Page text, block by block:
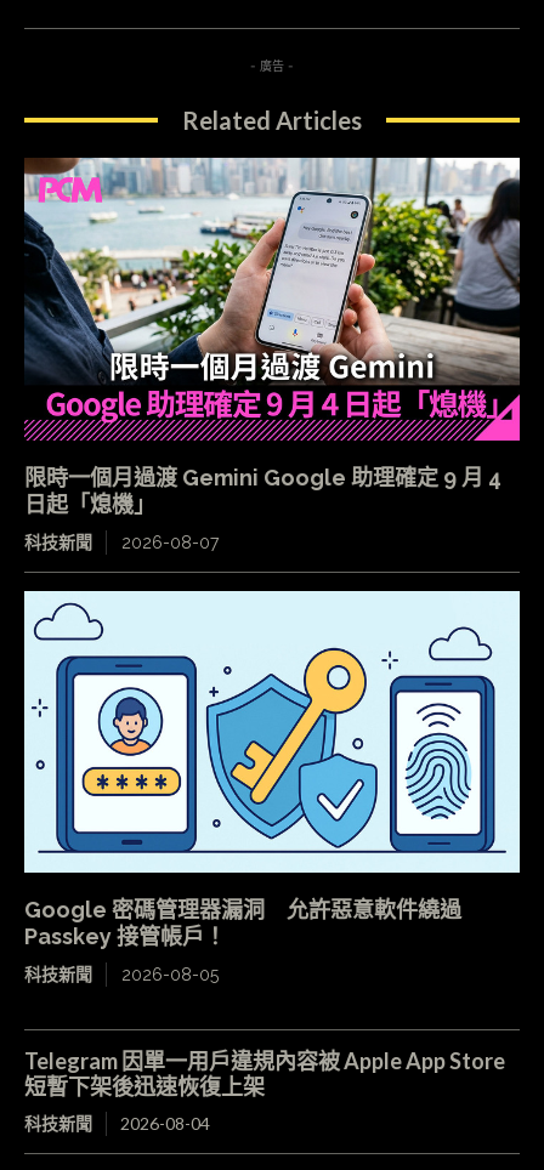
- 廣告 -
Related Articles
限時一個月過渡 Gemini Google 助理確定 9 月 4
日起「熄機」
科技新聞 2026-08-07
Google 密碼管理器漏洞 允許惡意軟件繞過
Passkey 接管帳戶！
科技新聞 2026-08-05
Telegram 因單一用戶違規內容被 Apple App Store
短暫下架後迅速恢復上架
科技新聞 2026-08-04